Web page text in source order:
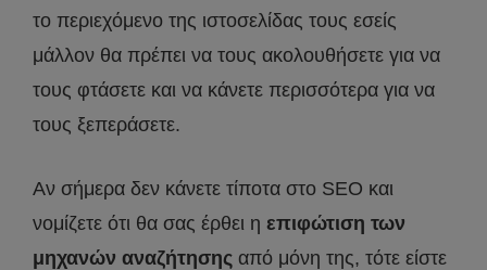
το περιεχόμενο της ιστοσελίδας τους εσείς
μάλλον θα πρέπει να τους ακολουθήσετε για να
τους φτάσετε και να κάνετε περισσότερα για να
τους ξεπεράσετε.
Αν σήμερα δεν κάνετε τίποτα στο SEO και
νομίζετε ότι θα σας έρθει η επιφώτιση των
μηχανών αναζήτησης από μόνη της, τότε είστε